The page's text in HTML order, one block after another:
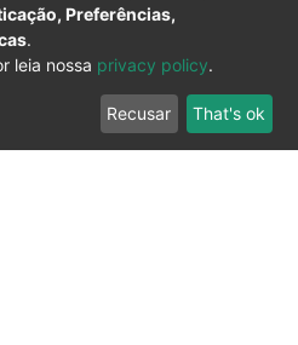
Preferências,
.
leia nossa privacy policy.
Recusar That's ok